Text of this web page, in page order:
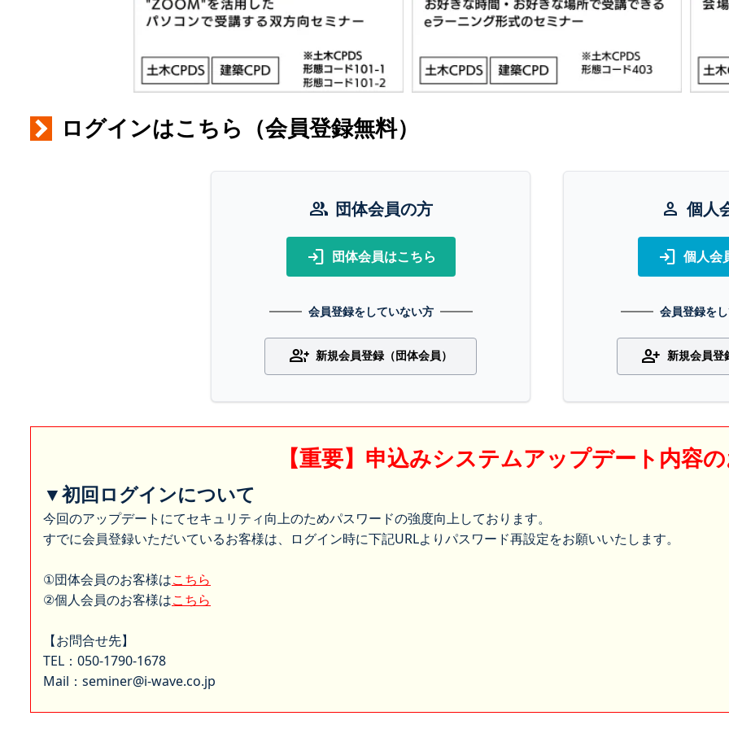
ログインはこちら（会員登録無料）
group 団体会員の方
login 団体会員はこちら
会員登録をしていない方
group_add 新規会員登録（団体会員）
person 個人
login 個人会
会員登録を
person_add 新規会員登
【重要】申込みシステムアップデート内容
▼初回ログインについて
今回のアップデートにてセキュリティ向上のためパスワードの強度向上しております。
すでに会員登録いただいているお客様は、ログイン時に下記URLよりパスワード再設定をお願いいたします。
①団体会員のお客様はこちら
②個人会員のお客様はこちら
【お問合せ先】
TEL：050-1790-1678
Mail：seminer@i-wave.co.jp